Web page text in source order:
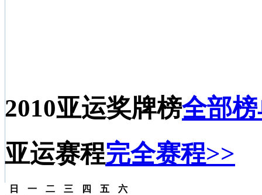
2010亚运奖牌榜全部
亚运赛程完全赛程>>
日 一 二 三 四 五
六